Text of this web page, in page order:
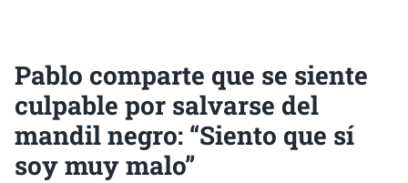
Pablo comparte que se siente
culpable por salvarse del
mandil negro: “Siento que sí
soy muy malo”